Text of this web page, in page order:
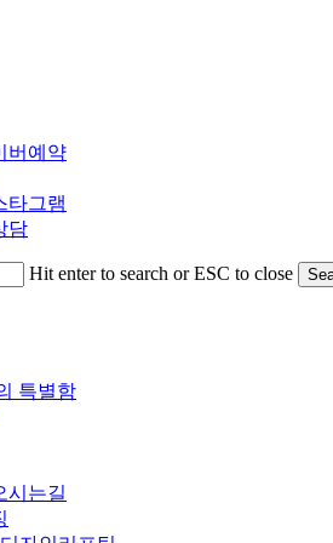
버예약
타그램
담
Hit enter to search or ESC to close
특별함
시는길